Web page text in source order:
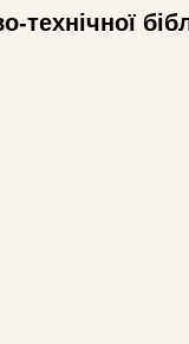
технічної